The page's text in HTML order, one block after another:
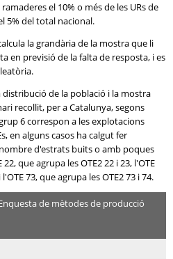
el 10% o més de les URs de
5% del total nacional.
la grandària de la mostra que li
en previsió de la falta de resposta, i es
de la població i la mostra
recollit, per a Catalunya, segons
6 correspon a les explotacions
en alguns casos ha calgut fer
d'estrats buits o amb poques
que agrupa les OTE2 22 i 23, l'OTE
73, que agrupa les OTE2 73 i 74.
de mètodes de producció